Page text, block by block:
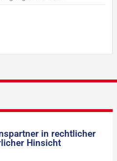
in rechtlicher
Hinsicht